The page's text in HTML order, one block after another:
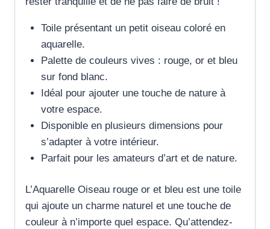
Toile présentant un petit oiseau coloré en
aquarelle.
Palette de couleurs vives : rouge, or et bleu
sur fond blanc.
Idéal pour ajouter une touche de nature à
votre espace.
Disponible en plusieurs dimensions pour
s’adapter à votre intérieur.
Parfait pour les amateurs d’art et de nature.
L’Aquarelle Oiseau rouge or et bleu est une toile
qui ajoute un charme naturel et une touche de
couleur à n’importe quel espace. Qu’attendez-